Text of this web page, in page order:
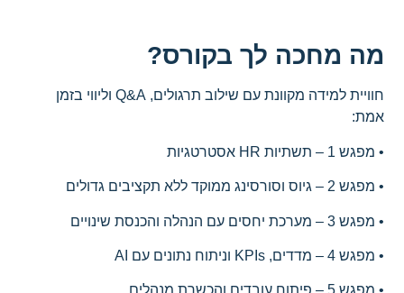
מה מחכה לך בקורס?
חוויית למידה מקוונת עם שילוב תרגולים, Q&A וליווי בזמן
אמת:
• מפגש 1 – תשתיות HR אסטרטגיות
• מפגש 2 – גיוס וסורסינג ממוקד ללא תקציבים גדולים
• מפגש 3 – מערכת יחסים עם הנהלה והכנסת שינויים
• מפגש 4 – מדדים, KPIs וניתוח נתונים עם AI